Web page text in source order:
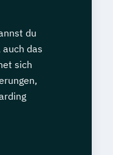
du
das
sich